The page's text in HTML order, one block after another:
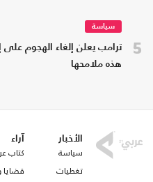
5
سياسة
ترامب يعلن إلغاء الهجوم
هذه ملامحها
الأخبار
سياسة
تغطيات
آراء
كتاب
قضايا